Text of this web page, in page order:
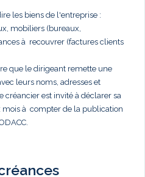
les biens de l'entreprise :
mobiliers (bureaux,
à recouvrer (factures clients
que le dirigeant remette une
leurs noms, adresses et
créancier est invité à déclarer sa
mois à compter de la publication